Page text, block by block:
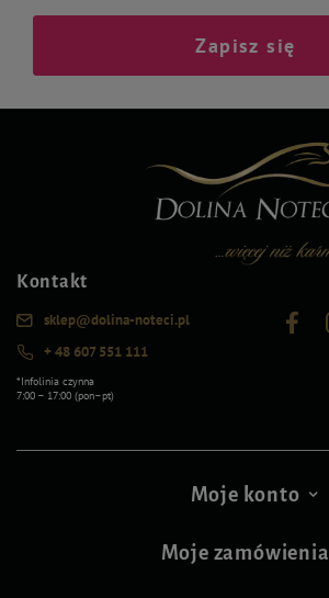
Zapisz się
Kontakt
sklep@dolina-noteci.pl
+ 48 607 551 111
*Infolinia czynna
7:00 – 17:00 (pon–pt)
Moje konto
Moje zamówienia